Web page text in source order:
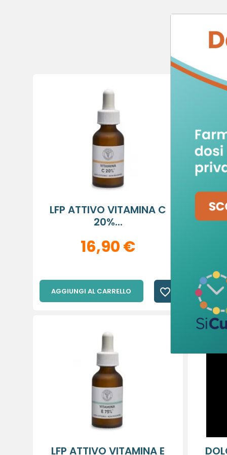
LFP ATTIVO VITAMINA C
20%...
16,90 €
AGGIUNGI AL CARRELLO favorite_border
LFP ATTIVO VITAMINA E